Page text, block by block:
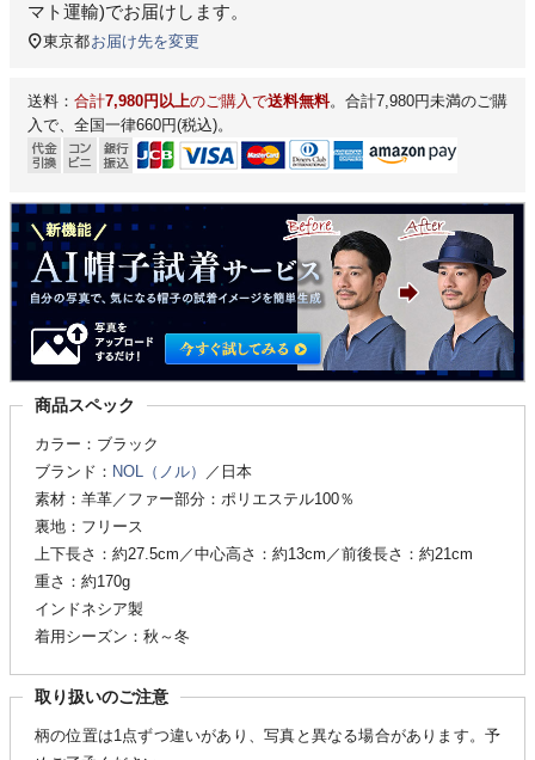
マト運輸)でお届けします。
東京都お届け先を変更
送料： 合計7,980円以上のご購入で送料無料。合計7,980円未満のご購
入で、全国一律660円(税込)。
商品スペック
カラー：ブラック
ブランド： NOL（ノル）
／日本
素材：羊革／ファー部分：ポリエステル100％
裏地：フリース
上下長さ：約27.5cm／中心高さ：約13cm／前後長さ：約21cm
重さ：約170g
インドネシア製
着用シーズン：秋～冬
取り扱いのご注意
柄の位置は1点ずつ違いがあり、写真と異なる場合があります。予